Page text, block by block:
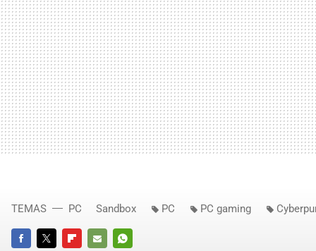
TEMAS PC Sandbox PC PC gaming